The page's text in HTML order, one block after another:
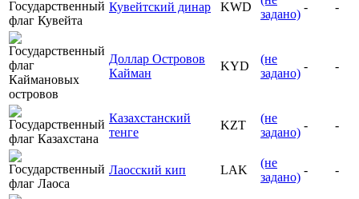
Кувейтский динар KWD
задано)
- -
Доллар Островов
Кайман
KYD
(не
задано)
- -
Казахстанский
тенге
KZT
(не
задано)
- -
Лаосский кип LAK
(не
задано)
- -